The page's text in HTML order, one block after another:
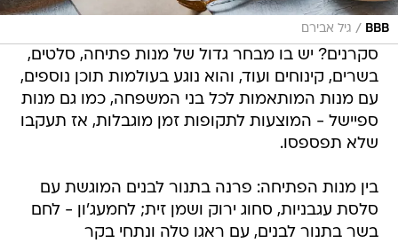
BBB
/ גיל אבירם
סקרנים? יש בו מבחר גדול של מנות פתיחה, סלטים,
בשרים, קינוחים ועוד, והוא נוגע בעולמות תוכן נוספים,
עם מנות המותאמות לכל בני המשפחה, כמו גם מנות
ספיישל - המוצעות לתקופות זמן מוגבלות, אז תעקבו
שלא תפספסו.
בין מנות הפתיחה: פרנה בתנור לבנים המוגשת עם
סלסת עגבניות, סחוג ירוק ושמן זית; לחמעג'ון - לחם
בשר בתנור לבנים, עם ראגו טלה ונתחי בקר